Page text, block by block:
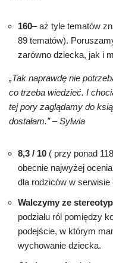
160– aż tyle tematów
89 tematów).
zarówno dziecka, jak i
„Tak naprawdę nie
co trzeba wiedzieć. I
tej pory zaglądamy do
dostałam.” – Sylwia
8,3 / 10 ( przy ponad
obecnie najwyżej
dla rodziców w
Walczymy ze
podziału ról pomiędzy
podejście, w którym
wychowanie dziecka.